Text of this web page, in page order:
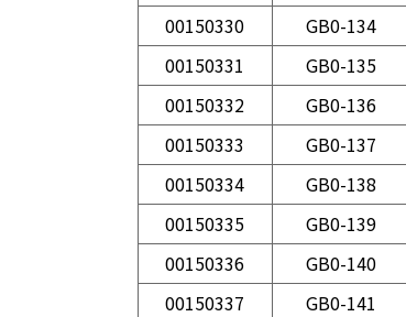
00150330
GB0-134
00150331
GB0-135
00150332
GB0-136
00150333
GB0-137
00150334
GB0-138
00150335
GB0-139
00150336
GB0-140
00150337
GB0-141